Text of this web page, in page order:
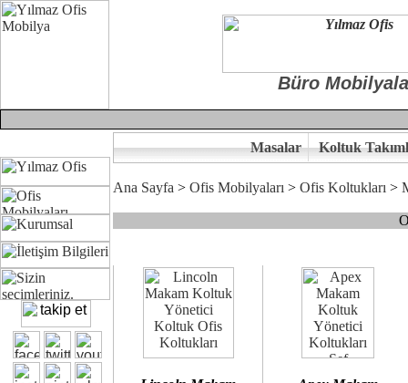
Büro
Ofisinizin dekorasyonunda ergonomi ve kaliteye önem
Çünkü sitemizde bulunan seçkin bürosit, goldsit ve modern
Size yakışan ofis koltuk tasarımına gelin birlikte karar verelim.
Kalite ve ergonomiyi arıyanların tercihi...Yılmaz Büro Mobilya
Masalar Koltuk
Ana Sayfa > Ofis Mobilyaları > Ofis Koltukları >